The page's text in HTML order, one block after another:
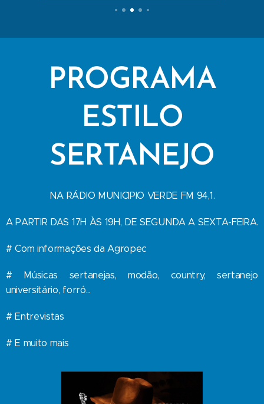
PROGRAMA
ESTILO
SERTANEJO
NA RÁDIO MUNICIPIO VERDE FM 94,1.
A PARTIR DAS 17H ÀS 19H, DE SEGUNDA A SEXTA-FEIRA.
# Com informações da Agropec
# Músicas sertanejas, modão, country, sertanejo
universitário, forró...
# Entrevistas
# E muito mais